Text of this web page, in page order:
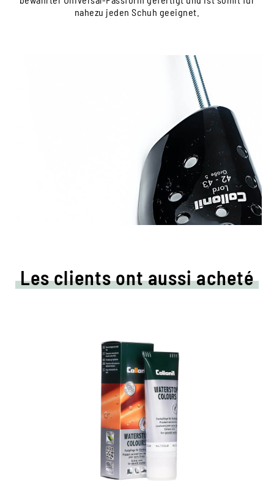
nahezu jeden Schuh geeignet.
Les clients ont aussi acheté
Crème de couleur colorée
et d'imprégnation
Maintient tous les matériaux de cuir lisse et
de haute technologie avec effet
d'imprégnation